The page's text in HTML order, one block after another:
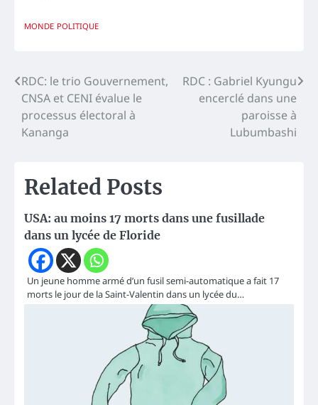
MONDE POLITIQUE
Navigation
de
l’article
RDC: le trio Gouvernement,
CNSA et CENI évalue le
processus électoral à
Kananga
RDC : Gabriel Kyungu
encerclé dans une
paroisse à
Lubumbashi
Related Posts
USA: au moins 17 morts dans une fusillade
dans un lycée de Floride
Un jeune homme armé d’un fusil semi-automatique a fait 17
morts le jour de la Saint-Valentin dans un lycée du…